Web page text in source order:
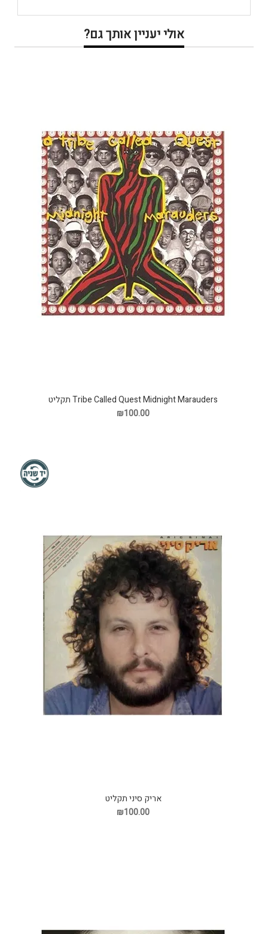
אולי יעניין אותך גם?
Tribe Called Quest Midnight Marauders תקליט
₪100.00
אריק סיני תקליט
₪100.00